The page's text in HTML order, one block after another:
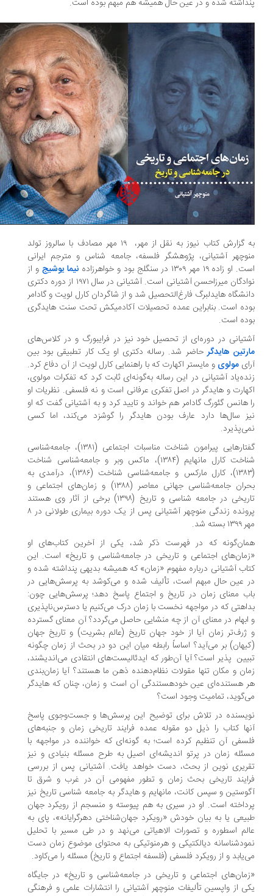
شده و در عین حال همیشه هم مبهم بوده است.
به گزارش کتاب نیوز به نقل از مهر، ۱۹ مهر مصادف با سالروز تولد
آشتیانی، پژوهشگر فلسفه، جامعه شناس و مترجم ایرانی
۱۹ مهر ۱۳۰۹ در سنگلج بود و خواهرزاده
نیما یوشیج و از
نوادگان میرزاحسن آشتیانی است. آشتیانی در سال ۱۹۷۱ از دوره دکتری
هایدلبرگ فارغ‌التحصیل شد و از شاگردان کارل لویت و گادامر
است. بنابراین عمده تحصیلات آکادمیکش تحت سنت هایدگری
است.
در دوره‌ای از تحصیل خود نیز در فرایبورگ و در کلاس‌های
هایدگر حاضر شد. رساله دکتری او یک کار تطبیقی بود بین
مولوی و مایستر اکهارت که با راهنمایی کارل لویت از آن دفاع کرد.
آشتیانی در این رساله به‌گونه‌ای ثابت کرد که تفکرات مولوی،
و هایدگر در اصل تفکری عرفانی است و نه فلسفی. نظریات او
هانس گئورگ گادامر هم خواند و تایید کرد و به آشتیانی گفت که او
سال‌ها دارد عارف بودن هایدگر را گوشزد می‌کند، اما کسی
گفتارهایی پیرامون شناخت مناسبات اجتماعی (۱۳۸۱)، جامعه‌شناسی
شناخت کارل مانهایم (۱۳۸۴)، ماکس وبر و جامعه‌شناسی شناخت
(۱۳۸۳)، کارل مارکس و جامعه‌شناسی شناخت (۱۳۸۶)، درآمدی به
بحران جامعه‌شناسی جهانی معاصر (۱۳۸۸) و زمان‌های اجتماعی و
تاریخی در جامعه شناسی و تاریخ (۱۳۹۸) برخی از آثار وی هستند
پرونده زندگی منوچهر آشتیانی پس از یک دوره بیماری طولانی در ۸
که در فهرست ذکر شد، یکی از آخرین کتاب‌های او
اجتماعی و تاریخی در جامعه‌شناسی و تاریخ» است. این
آشتیانی درباره مفهوم «زمان» که همیشه بدیهی پنداشته شده و
عین حال مبهم است، تألیف شده و می‌کوشد به پرسش‌هایی در
معنای زمان در تاریخ و اجتماع پاسخ دهد؛ پرسش‌هایی چون:
که در مواجهه نخست با زمان درک می‌کنیم یا دسترس‌ناپذیری
در معنای آن از چه منشایی حاصل می‌گردد؟ آن معنای گسترده
زمان آیا از خود جهان تاریخ (عالم بشریت) و تاریخ جهان
بر می‌آید؟ اساساً رابطه میان این دو در بحث از زمان چگونه
تبیین‌ ‎ پذیر است؟ آیا آن‌طور که ایدئالیست‌های انتقادی می‌اندیشند،
و مکان تنها مقولات نظام‌دهنده ذهن ما هستند؟ آیا زمان‌بندی
هستنده‌ای عین خودهستندگی آن است و زمان، چنان که هایدگر
تمامیت وجود است؟
در تلاش برای توضیح این پرسش‌ها و جست‌وجوی پاسخ
کتاب را ذیل دو مقوله عمده فرایند تاریخی زمان و جنبه‌های
آن تنظیم کرده است؛ به گونه‌ای که خواننده در مواجهه با
زمان در پرتو اندیشه‌ای اصیل به طرح مسئله بنیادی و نیز
نوین از بحث، دست خواهد یافت. آشتیانی پس از بررسی
تاریخی بحث زمان و تطور مفهومی آن در غرب و شرق تا
و سپس کانت، مانهایم و هایدگر به جامعه شناسی تاریخ نیز
است. او در سیری به هم پیوسته و منسجم از رویکرد جهان
یا به بیان خودش «رویکرد جهان‌شناختی دهرگرایانه»، پای به
اسطوره و تصورات الاهیاتی می‌نهد و در طی مسیر با تحلیل
دیالکتیکی و هرمنوتیکی به محتوای موضوع زمان دست
و از رویکرد فلسفی (فلسفه اجتماع و تاریخ) مسئله را می‌کاود.
اجتماعی و تاریخی در جامعه‌شناسی و تاریخ» در جایگاه
از واپسین تألیفات منوچهر آشتیانی را انتشارات علمی و فرهنگی